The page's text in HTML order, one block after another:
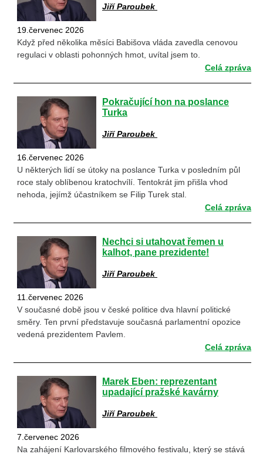
Jiří Paroubek
19.červenec 2026
Když před několika měsíci Babišova vláda zavedla cenovou
regulaci v oblasti pohonných hmot, uvítal jsem to.
Celá zpráva
Pokračující hon na poslance
Turka
Jiří Paroubek
16.červenec 2026
U některých lidí se útoky na poslance Turka v posledním půl
roce staly oblíbenou kratochvílí. Tentokrát jim přišla vhod
nehoda, jejímž účastníkem se Filip Turek stal.
Celá zpráva
Nechci si utahovat řemen u
kalhot, pane prezidente!
Jiří Paroubek
11.červenec 2026
V současné době jsou v české politice dva hlavní politické
směry. Ten první představuje současná parlamentní opozice
vedená prezidentem Pavlem.
Celá zpráva
Marek Eben: reprezentant
upadající pražské kavárny
Jiří Paroubek
7.červenec 2026
Na zahájení Karlovarského filmového festivalu, který se stává